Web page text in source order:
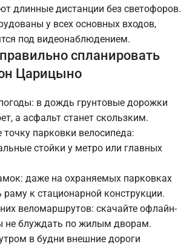
длинные дистанции без светофоров.
у всех основных входов,
под видеонаблюдением.
спланировать
Царицыно
в дождь грунтовые дорожки
а асфальт станет скользким.
точку парковки велосипеда:
стойки у метро или главных
даже на охраняемых парковках
раму к стационарной конструкции.
веломаршрутов: скачайте офлайн-
не блуждать по жилым дворам.
в будни внешние дороги